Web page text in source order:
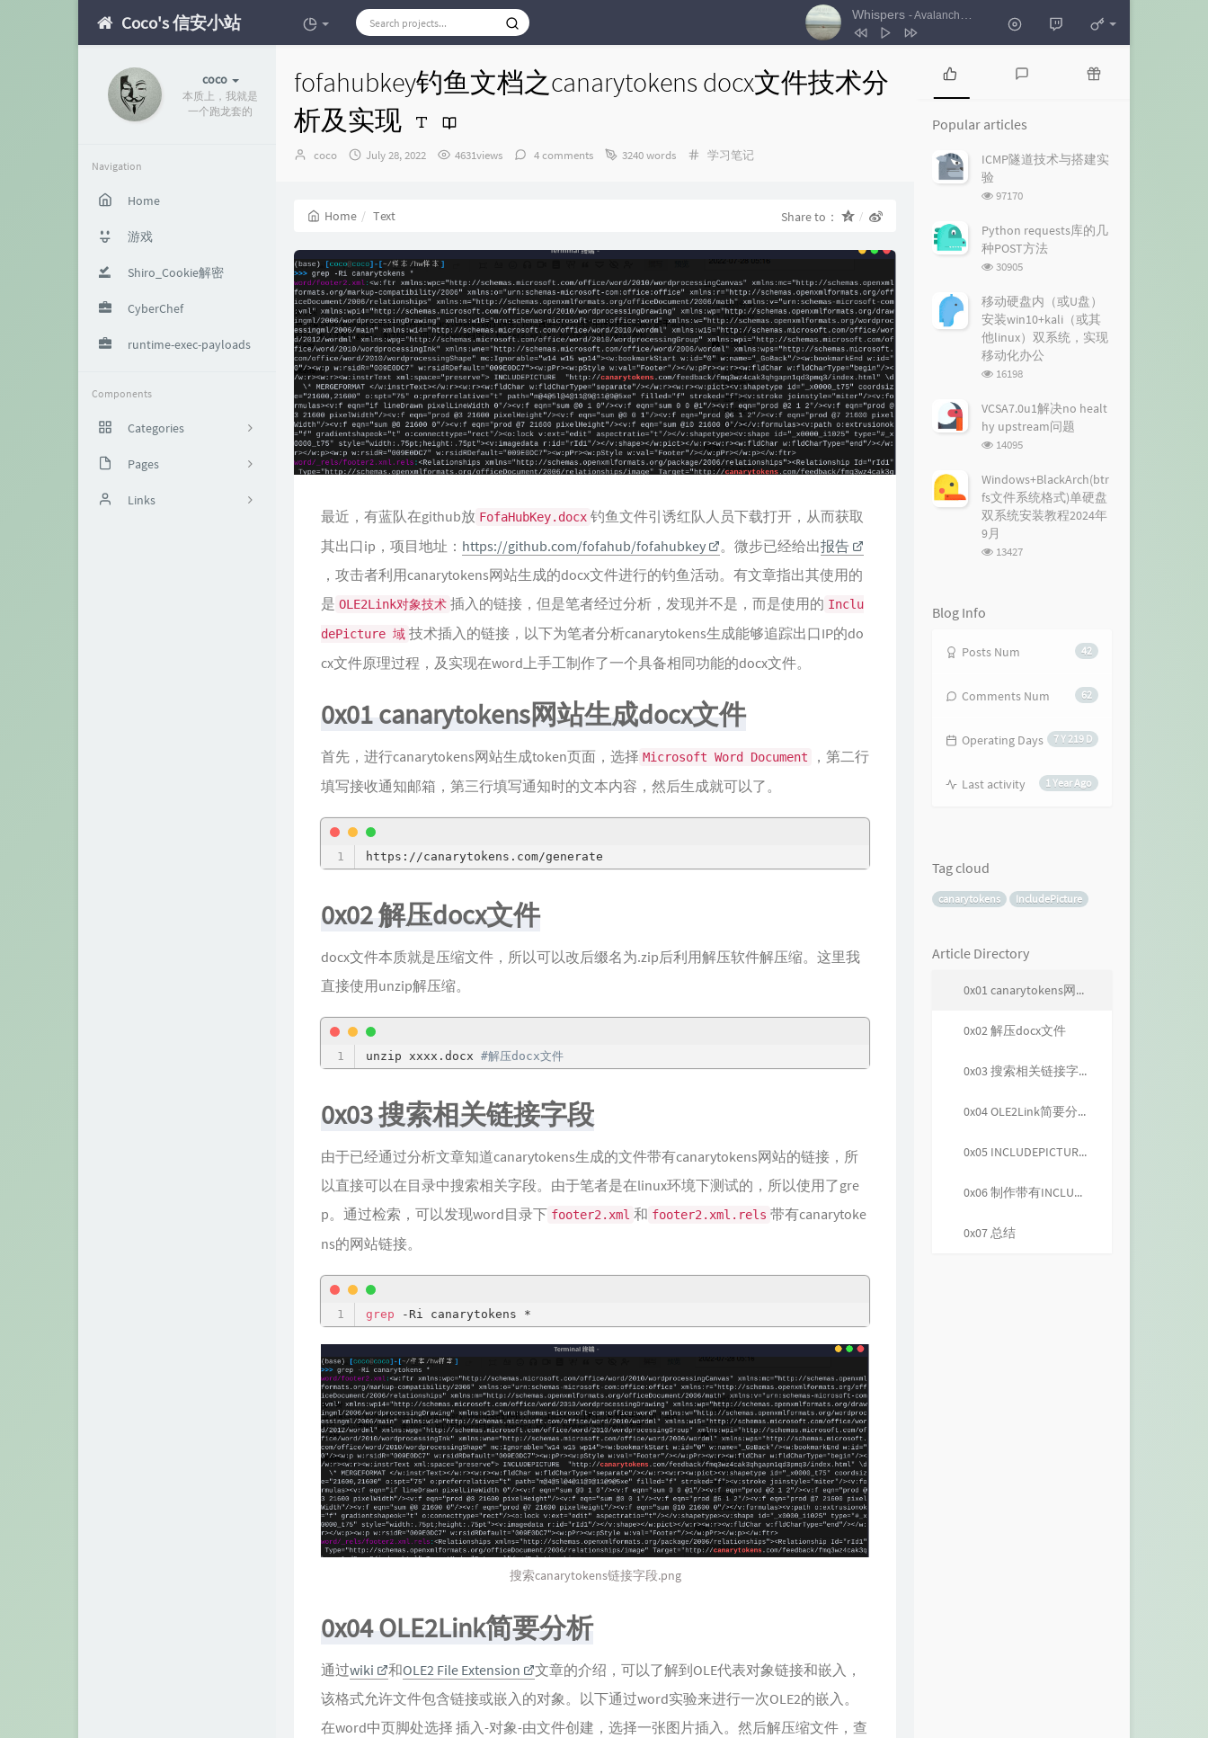
Coco's 信安小站 Whispers - Avalanche City
2 In Reverse
Talos
Tom Rosenthal
coco
本质上，我就是
一个跑龙套的
Navigation
Home
游戏
Shiro_Cookie解密
CyberChef
runtime-exec-payloads
Components
Categories
3
4
Pages
友链&申请
Links
fofahubkey钓鱼文档之canarytokens docx文件技术分
析及实现
Author：
coco
发
July 28, 2022 4631views 4 comments 3240 words Categories：
学习笔记
Home Text Share to：
最近，有蓝队在github放 FofaHubKey.docx 钓鱼文件引诱红队人员下载打开，从而获取
其出口ip，项目地址： https://github.com/fofahub/fofahubkey 。微步已经给出报告
，攻击者利用canarytokens网站生成的docx文件进行的钓鱼活动。有文章指出其使用的
是 OLE2Link对象技术 插入的链接，但是笔者经过分析，发现并不是，而是使用的 Inclu
dePicture 域 技术插入的链接，以下为笔者分析canarytokens生成能够追踪出口IP的do
cx文件原理过程，及实现在word上手工制作了一个具备相同功能的docx文件。
0x01 canarytokens网站生成docx文件
首先，进行canarytokens网站生成token页面，选择 Microsoft Word Document
，第二行
填写接收通知邮箱，第三行填写通知时的文本内容，然后生成就可以了。
https://canarytokens.com/generate
0x02 解压docx文件
docx文件本质就是压缩文件，所以可以改后缀名为.zip后利用解压软件解压缩。这里我
直接使用unzip解压缩。
unzip xxxx.docx #解压docx文件
0x03 搜索相关链接字段
由于已经通过分析文章知道canarytokens生成的文件带有canarytokens网站的链接，所
以直接可以在目录中搜索相关字段。由于笔者是在linux环境下测试的，所以使用了gre
p。通过检索，可以发现word目录下 footer2.xml 和 footer2.xml.rels 带有canarytoke
ns的网站链接。
grep -Ri canarytokens *
搜索canarytokens链接字段.png
0x04 OLE2Link简要分析
通过wiki 和OLE2 File Extension
文章的介绍，可以了解到OLE代表对象链接和嵌入，
该格式允许文件包含链接或嵌入的对象。以下通过word实验来进行一次OLE2的嵌入。
在word中页脚处选择 插入-对象-由文件创建，选择一张图片插入。然后解压缩文件，查
P
p
u
l
a
a
r
t
c
e
t
e
s
m
m
n
t
s
d
o
r
t
l
e
s
Popular articles
ICMP隧道技术与搭建实
验
浏
次
数:
97170
Python requests库的几
种POST方法
浏
次
数:
30905
移动硬盘内（或U盘）
安装win10+kali（或其
他linux）双系统，实现
移动化办公
浏
次
16198
VCSA7.0u1解决no healt
hy upstream问题
浏
次
数:
14095
Windows+BlackArch(btr
fs文件系统格式)单硬盘
双系统安装教程2024年
9月
浏
13427
Blog Info
42
Posts Num
62
Comments Num
7 Y 219 D
Operating Days
1 Year Ago
Last activity
Tag cloud
canarytokens IncludePicture
Article Directory
0x01 canarytokens网站生成docx文件
0x02 解压docx文件
0x03 搜索相关链接字段
0x04 OLE2Link简要分析
0x05 INCLUDEPICTURE 域
0x06 制作带有INCLUDEPICTURE域的docx文件
0x07 总结